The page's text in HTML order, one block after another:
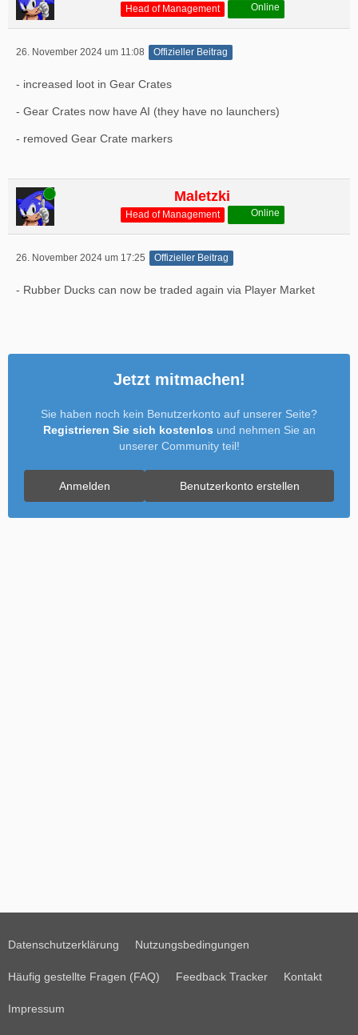
Head of Management Online
26. November 2024 um 11:08 Offizieller Beitrag
- increased loot in Gear Crates
- Gear Crates now have AI (they have no launchers)
- removed Gear Crate markers
Online Maletzki
Head of Management Online
26. November 2024 um 17:25 Offizieller Beitrag
- Rubber Ducks can now be traded again via Player Market
Jetzt mitmachen!
Sie haben noch kein Benutzerkonto auf unserer Seite?
Registrieren Sie sich kostenlos und nehmen Sie an
unserer Community teil!
Benutzerkonto erstellen
Anmelden
Datenschutzerklärung Nutzungsbedingungen
Häufig gestellte Fragen (FAQ) Feedback Tracker Kontakt
Impressum